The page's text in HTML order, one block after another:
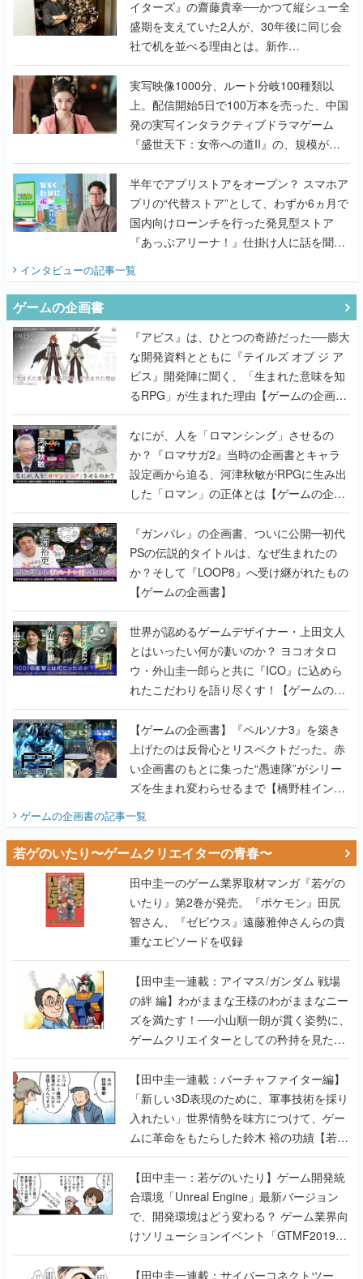
イターズ』の齋藤貴幸──かつて縦シュー全
盛期を支えていた2人が、30年後に同じ会
社で机を並べる理由とは。新作
『TATSUJIN EXTREME』で初タッグを組
んだレジェンド2人に訊く開発秘話
実写映像1000分、ルート分岐100種類以
上。配信開始5日で100万本を売った、中国
発の実写インタラクティブドラマゲーム
『盛世天下：女帝への道II』の、規模が違
うこだわりをプロデューサーに聞いた
半年でアプリストアをオープン？ スマホア
プリの“代替ストア”として、わずか6ヵ月で
国内向けローンチを行った発見型ストア
『あっぷアリーナ！』仕掛け人に話を聞い
てみた
インタビューの記事一覧
ゲームの企画書
『アビス』は、ひとつの奇跡だった──膨大
な開発資料とともに『テイルズ オブ ジ ア
ビス』開発陣に聞く、「生まれた意味を知
るRPG」が生まれた理由【ゲームの企画
書】
なにが、人を「ロマンシング」させるの
か？『ロマサガ2』当時の企画書とキャラ
設定画から迫る、河津秋敏がRPGに生み出
した「ロマン」の正体とは【ゲームの企画
書】
『ガンパレ』の企画書、ついに公開━初代
PSの伝説的タイトルは、なぜ生まれたの
か？そして『LOOP8』へ受け継がれたもの
【ゲームの企画書】
世界が認めるゲームデザイナー・上田文人
とはいったい何が凄いのか？ ヨコオタロ
ウ・外山圭一郎らと共に『ICO』に込めら
れたこだわりを語り尽くす！【ゲームの企
画書】
【ゲームの企画書】『ペルソナ3』を築き
上げたのは反骨心とリスペクトだった。赤
い企画書のもとに集った“愚連隊”がシリー
ズを生まれ変わらせるまで【橋野桂インタ
ビュー】
ゲームの企画書の記事一覧
若ゲのいたり〜ゲームクリエイターの青春〜
田中圭一のゲーム業界取材マンガ『若ゲの
いたり』第2巻が発売。『ポケモン』田尻
智さん、『ゼビウス』遠藤雅伸さんらの貴
重なエピソードを収録
【田中圭一連載：アイマス/ガンダム 戦場
の絆 編】わがままな王様のわがままなニー
ズを満たす！──小山順一朗が貫く姿勢に、
ゲームクリエイターとしての矜持を見た
【若ゲのいたり最終回】
【田中圭一連載：バーチャファイター編】
「新しい3D表現のために、軍事技術を採り
入れたい」世界情勢を味方につけて、ゲー
ムに革命をもたらした鈴木 裕の功績【若ゲ
のいたり】
【田中圭一：若ゲのいたり】ゲーム開発統
合環境「Unreal Engine」最新バージョン
で、開発環境はどう変わる？ ゲーム業界向
けソリューションイベント「GTMF2019」
に行って、より理解を深めよう【PR】
【田中圭一連載：サイバーコネクトツー